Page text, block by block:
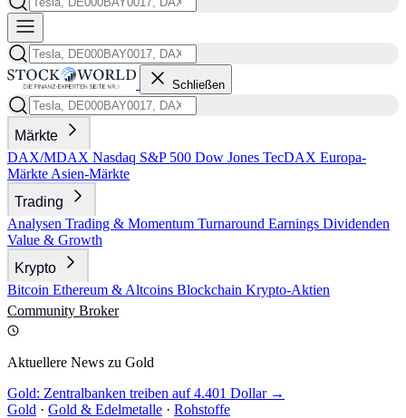
Schließen
Märkte
DAX/MDAX Nasdaq S&P 500 Dow Jones TecDAX Europa-
Märkte Asien-Märkte
Trading
Analysen Trading & Momentum Turnaround Earnings Dividenden
Value & Growth
Krypto
Bitcoin Ethereum & Altcoins Blockchain Krypto-Aktien
Community Broker
Aktuellere News zu Gold
Gold: Zentralbanken treiben auf 4.401 Dollar →
Gold · Gold & Edelmetalle · Rohstoffe